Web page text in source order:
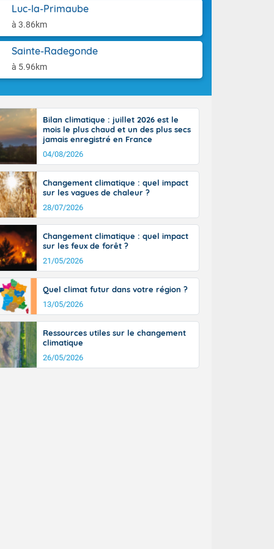
Luc-la-Primaube
à 3.86km
Sainte-Radegonde
à 5.96km
du pays en
sur la
la chaine
par
nuageuse
Midi-
degrés
avec 34 à
et 39 à 40
Aquitaine,
de-
sont
sont
un peu
du pays en
Des
le Jura et
de
et
sur le
en
h. Côté
entre
en Anjou.
pointes
Bilan climatique : juillet 2026 est le
mois le plus chaud et un des plus secs
jamais enregistré en France
04/08/2026
Changement climatique : quel impact
sur les vagues de chaleur ?
28/07/2026
Changement climatique : quel impact
sur les feux de forêt ?
21/05/2026
Quel climat futur dans votre région ?
13/05/2026
Ressources utiles sur le changement
climatique
26/05/2026